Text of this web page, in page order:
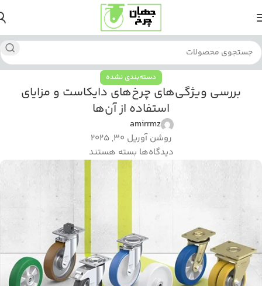
دسته‌بندی نشده
بررسی ویژگی‌های چرخ‌های دایکاست و مزایای
استفاده از آن‌ها
amirrmz
روشن آوریل 30, 2025
دیدگاه‌ها بسته هستند